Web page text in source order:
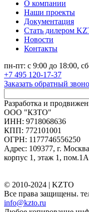
О компании
Наши проекты
Документация
Стать дилером
Новости
Контакты
пн-пт: с 9:00 до 18:00,
+7 495 120-17-37
Заказать обратный
Разработка и
ООО "КЗТО"
ИНН: 9718068636
КПП: 772101001
ОГРН: 1177746556250
Адрес: 109377, г.
корпус 1, этаж 1,
© 2010-2024 | KZTO
Все права защищены.
info@kzto.ru